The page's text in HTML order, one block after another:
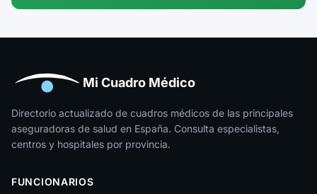
Huesca
Jaén
La Rioja
León
Mi Cuadro Médico
Directorio actualizado de cuadros médicos de las principales
aseguradoras de salud en España. Consulta especialistas,
centros y hospitales por provincia.
FUNCIONARIOS